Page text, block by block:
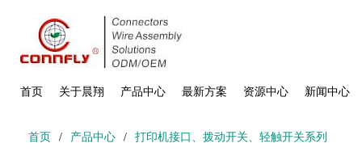
首页 关于晨翔 产品中心 最新方案 资源中心 新闻中心
首页 / 产品中心 / 打印机接口、拨动开关、轻触开关系列